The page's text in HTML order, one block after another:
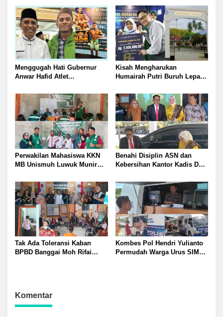
Menggugah Hati Gubernur
Anwar Hafid Atlet
Sulawesi Tengah Tak Boleh
Berjuang Sendirian Perhatian
Pada Fitra Atlet Binaraga
Banggai
Kisah Mengharukan
Humairah Putri Buruh Lepas
Meraih Juara II Pidato Bahasa
Inggris
Perwakilan Mahasiswa KKN
MB Unismuh Luwuk Munir
di Desa Lontos Tingkatkan
Kesadaran Hukum Masyarakat
Benahi Disiplin ASN dan
Kebersihan Kantor Kadis DLH
Pettasiri Siapkan Nomor Unit
Reaksi Cepat Penanganan
Sampah
Tak Ada Toleransi Kaban
BPBD Banggai Moh Rifai
Kombes Pol Hendri Yulianto
Permudah Warga Urus SIM
Komentar